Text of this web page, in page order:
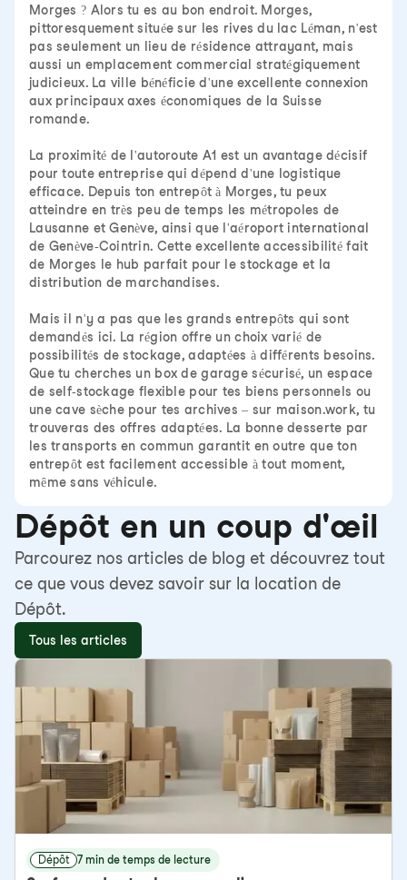
Morges ? Alors tu es au bon endroit. Morges,
pittoresquement située sur les rives du lac Léman, n'est
pas seulement un lieu de résidence attrayant, mais
aussi un emplacement commercial stratégiquement
judicieux. La ville bénéficie d'une excellente connexion
aux principaux axes économiques de la Suisse
romande.
La proximité de l'autoroute A1 est un avantage décisif
pour toute entreprise qui dépend d'une logistique
efficace. Depuis ton entrepôt à Morges, tu peux
atteindre en très peu de temps les métropoles de
Lausanne et Genève, ainsi que l'aéroport international
de Genève-Cointrin. Cette excellente accessibilité fait
de Morges le hub parfait pour le stockage et la
distribution de marchandises.
Mais il n'y a pas que les grands entrepôts qui sont
demandés ici. La région offre un choix varié de
possibilités de stockage, adaptées à différents besoins.
Que tu cherches un box de garage sécurisé, un espace
de self-stockage flexible pour tes biens personnels ou
une cave sèche pour tes archives – sur maison.work, tu
trouveras des offres adaptées. La bonne desserte par
les transports en commun garantit en outre que ton
entrepôt est facilement accessible à tout moment,
même sans véhicule.
Dépôt en un coup d'œil
Parcourez nos articles de blog et découvrez tout
ce que vous devez savoir sur la location de
Dépôt.
Tous les articles
Dépôt 7 min de temps de lecture